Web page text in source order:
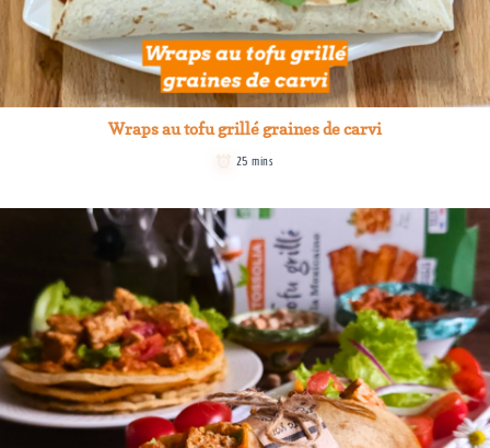
Wraps au tofu grillé graines de carvi
25 mins